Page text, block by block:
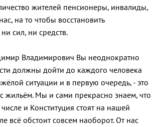
жителей пенсионеры, инвалиды,
на то чтобы восстановить
сил, ни средств.
Владимирович Вы неоднократно
должны дойти до каждого человека
ситуации и в первую очередь, - это
жильём. Мы и сами прекрасно знаем, что
и Конституция стоят на нашей
всё обстоит совсем наоборот. От нас